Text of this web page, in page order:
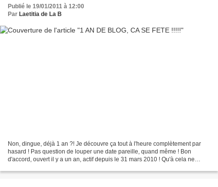
Publié le 19/01/2011 à 12:00
Par Laetitia de La B
Non, dingue, déjà 1 an ?! Je découvre ça tout à l'heure complètement par
hasard ! Pas question de louper une date pareille, quand même ! Bon
d'accord, ouvert il y a un an, actif depuis le 31 mars 2010 ! Qu'à cela ne